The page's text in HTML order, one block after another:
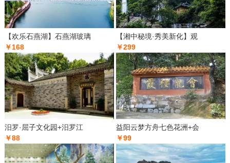
【欢乐石燕湖】石燕湖玻璃
￥168
【湘中秘境·秀美新化】观
￥299
汨罗·屈子文化园+汨罗江
￥88
益阳云梦方舟七色花洲+会
￥99